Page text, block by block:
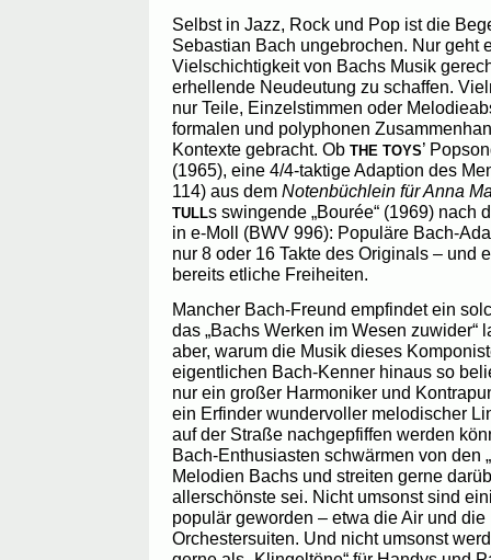
Selbst in Jazz, Rock und Pop ist die
Sebastian Bach ungebrochen. Nur geht
Vielschichtigkeit von Bachs Musik
erhellende Neudeutung zu schaffen.
nur Teile, Einzelstimmen oder
formalen und polyphonen
Kontexte gebracht. Ob THE TOYS’
(1965), eine 4/4-taktige Adaption des
114) aus dem Notenbüchlein für Anna
TULLs swingende „Bourée“ (1969) nach
in e-Moll (BWV 996): Populäre Bach-
nur 8 oder 16 Takte des Originals – und
bereits etliche Freiheiten.
Mancher Bach-Freund empfindet ein
das „Bachs Werken im Wesen zuwider“
aber, warum die Musik dieses
eigentlichen Bach-Kenner hinaus so
nur ein großer Harmoniker und
ein Erfinder wundervoller melodischer
auf der Straße nachgepfiffen werden
Bach-Enthusiasten schwärmen von den
Melodien Bachs und streiten gerne
allerschönste sei. Nicht umsonst sind
populär geworden – etwa die Air und
Orchestersuiten. Und nicht umsonst